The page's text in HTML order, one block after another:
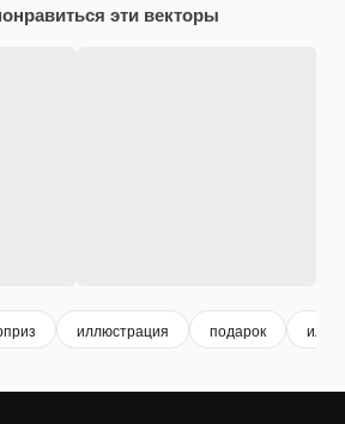
эти векторы
иллюстрация подарок